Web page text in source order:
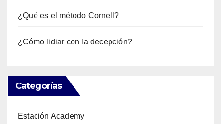
¿Qué es el método Cornell?
¿Cómo lidiar con la decepción?
Categorías
Estación Academy